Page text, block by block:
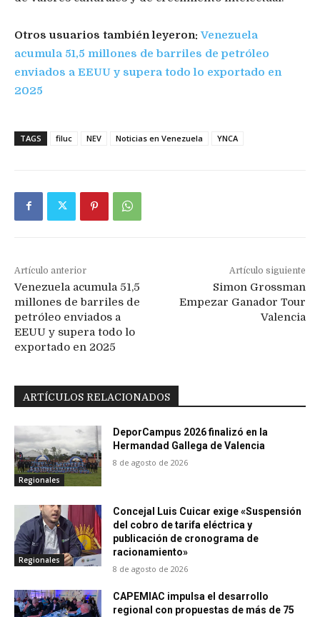
Otros usuarios también leyeron:Venezuela
acumula 51,5 millones de barriles de petróleo
enviados a EEUU y supera todo lo exportado en
2025
TAGS filuc NEV Noticias en Venezuela YNCA
Artículo anterior
Venezuela acumula 51,5
millones de barriles de
petróleo enviados a
EEUU y supera todo lo
exportado en 2025
Artículo siguiente
Simon Grossman
Empezar Ganador Tour
Valencia
ARTÍCULOS RELACIONADOS
Regionales
DeporCampus 2026 finalizó en la
Hermandad Gallega de Valencia
8 de agosto de 2026
Regionales
Concejal Luis Cuicar exige «Suspensión
del cobro de tarifa eléctrica y
publicación de cronograma de
racionamiento»
8 de agosto de 2026
CAPEMIAC impulsa el desarrollo
regional con propuestas de más de 75